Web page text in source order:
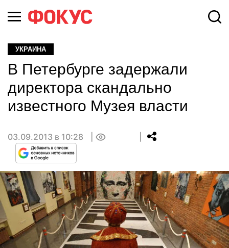
УКРАИНА
В Петербурге задержали
директора скандально
известного Музея власти
03.09.2013 в 10:28